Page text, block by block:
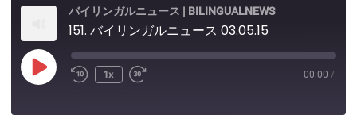
バイリンガルニュース | BILINGUALNEWS
151. バイリンガルニュース 03.05.15
Play
Episode
1x 00:00 /